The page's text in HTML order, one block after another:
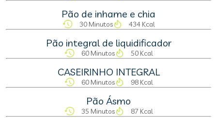
Pão de inhame e chia
30 Minutos 434 Kcal
Pão integral de liquidificador
60 Minutos 50 Kcal
CASEIRINHO INTEGRAL
60 Minutos 98 Kcal
Pão Ásmo
35 Minutos 87 Kcal